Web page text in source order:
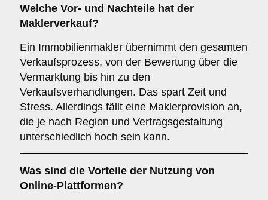
Welche Vor- und Nachteile hat der
Maklerverkauf?
Ein Immobilienmakler übernimmt den gesamten
Verkaufsprozess, von der Bewertung über die
Vermarktung bis hin zu den
Verkaufsverhandlungen. Das spart Zeit und
Stress. Allerdings fällt eine Maklerprovision an,
die je nach Region und Vertragsgestaltung
unterschiedlich hoch sein kann.
Was sind die Vorteile der Nutzung von
Online-Plattformen?